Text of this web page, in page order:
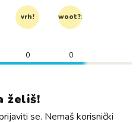
vrh! woot?!
0 0
želiš!
se. Nemaš korisnički